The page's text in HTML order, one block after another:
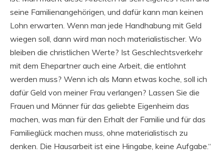
seine Familienangehörigen, und dafür kann man keinen
Lohn erwarten. Wenn man jede Handhabung mit Geld
wiegen soll, dann wird man noch materialistischer. Wo
bleiben die christlichen Werte? Ist Geschlechtsverkehr
mit dem Ehepartner auch eine Arbeit, die entlohnt
werden muss? Wenn ich als Mann etwas koche, soll ich
dafür Geld von meiner Frau verlangen? Lassen Sie die
Frauen und Männer für das geliebte Eigenheim das
machen, was man für den Erhalt der Familie und für das
Familieglück machen muss, ohne materialistisch zu
denken. Die Hausarbeit ist eine Hingabe, keine Aufgabe.“